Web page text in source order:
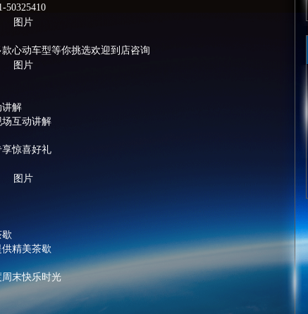
50325410
心动车型等你挑选欢迎到店咨询
讲解
互动讲解
惊喜好礼
精美茶歇
末快乐时光